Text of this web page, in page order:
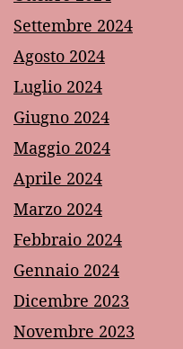
Settembre 2024
Agosto 2024
Luglio 2024
Giugno 2024
Maggio 2024
Aprile 2024
Marzo 2024
Febbraio 2024
Gennaio 2024
Dicembre 2023
Novembre 2023